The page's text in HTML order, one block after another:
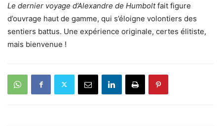
Le dernier voyage d’Alexandre de Humboltfait figure
d’ouvrage haut de gamme, qui s’éloigne volontiers des
sentiers battus. Une expérience originale, certes élitiste,
mais bienvenue !